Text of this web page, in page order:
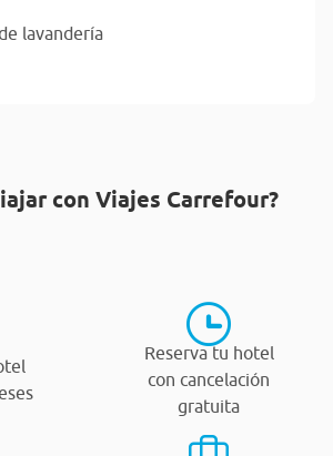
lavandería
con Viajes Carrefour?
Reserva tu hotel
con cancelación
gratuita